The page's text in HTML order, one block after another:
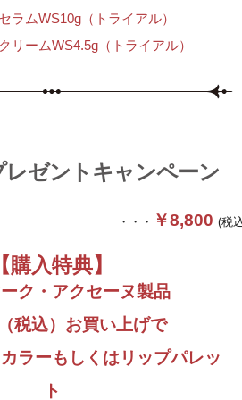
ラムWS10g（トライアル）
リームWS4.5g（トライアル）
レゼントキャンペーン
・・・ ￥8,800 (税
【購入特典】
ク・アクセーヌ製品
税込）お買い上げで
ラーもしくはリップパレッ
ト